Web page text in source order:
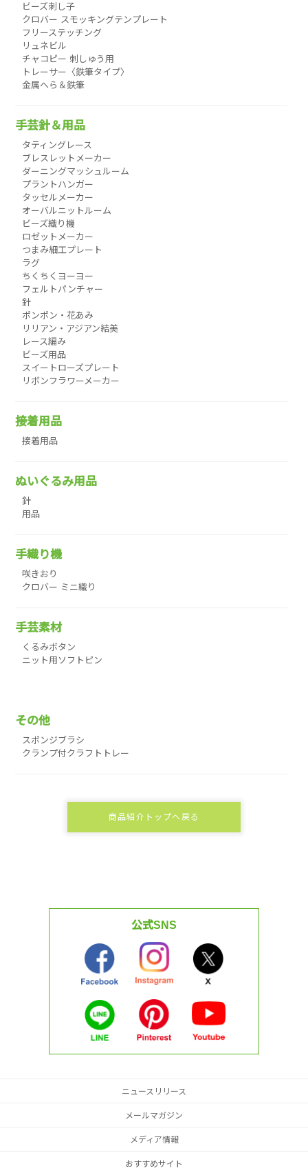
ビーズ刺し子
クロバー スモッキングテンプレート
フリーステッチング
リュネビル
チャコピー 刺しゅう用
トレーサー〈鉄筆タイプ〉
金属へら＆鉄筆
手芸針＆用品
タティングレース
ブレスレットメーカー
ダーニングマッシュルーム
プラントハンガー
タッセルメーカー
オーバルニットルーム
ビーズ織り機
ロゼットメーカー
つまみ細工プレート
ラグ
ちくちくヨーヨー
フェルトパンチャー
針
ポンポン・花あみ
リリアン・アジアン結美
レース編み
ビーズ用品
スイートローズプレート
リボンフラワーメーカー
接着用品
接着用品
ぬいぐるみ用品
針
用品
手織り機
咲きおり
クロバー ミニ織り
手芸素材
くるみボタン
ニット用ソフトピン
その他
スポンジブラシ
クランプ付クラフトトレー
商品紹介トップへ戻る
公式SNS
ニュースリリース
メールマガジン
メディア情報
おすすめサイト